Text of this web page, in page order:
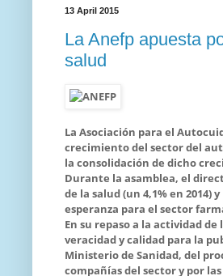
13 April 2015
La Anefp apuesta
salud
La Asociación para el
crecimiento del sector del
la consolidación de dicho
Durante la asamblea, el
de la salud (un 4,1% en
esperanza para el sector
En su repaso a la actividad
veracidad y calidad para la
Ministerio de Sanidad, del
compañías del sector y por